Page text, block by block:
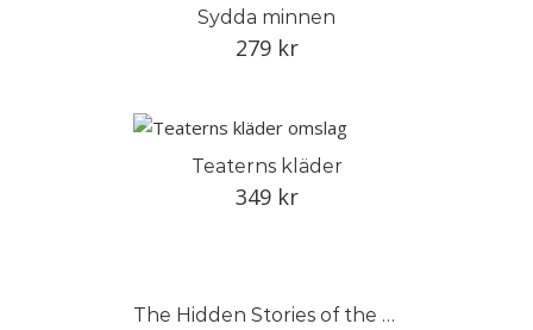
Sydda minnen
279 kr
Teaterns kläder
349 kr
The Hidden Stories of the Linnean Herbarium